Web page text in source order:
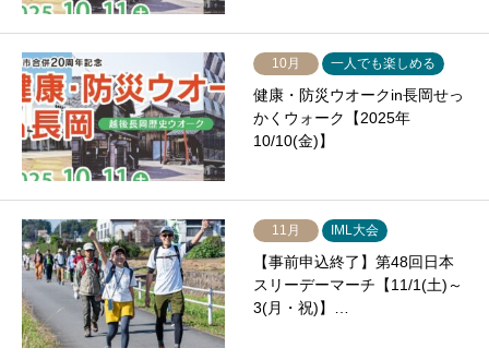
10月 一人でも楽しめる
健康・防災ウオークin長岡せっ
かくウォーク【2025年
10/10(金)】
11月 IML大会
【事前申込終了】第48回日本
スリーデーマーチ【11/1(土)～
3(月・祝)】…